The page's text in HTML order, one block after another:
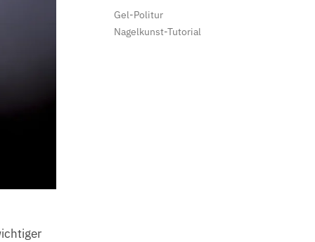
Gel-Politur
Nagelkunst-Tutorial